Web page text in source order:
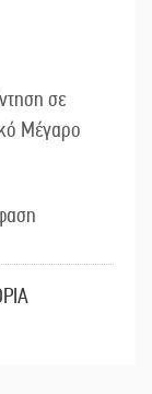
σε
Μέγαρο